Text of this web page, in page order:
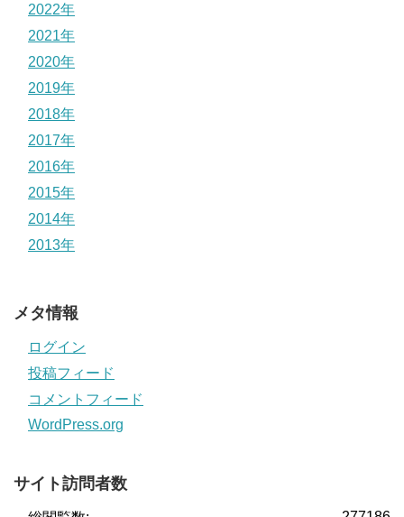
2022年
2021年
2020年
2019年
2018年
2017年
2016年
2015年
2014年
2013年
メタ情報
ログイン
投稿フィード
コメントフィード
WordPress.org
サイト訪問者数